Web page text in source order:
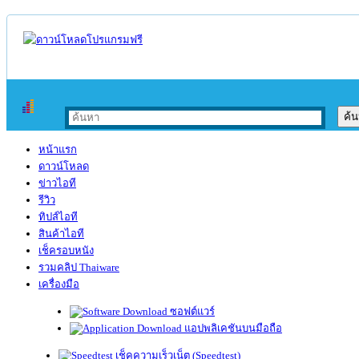
หน้าแรก
ดาวน์โหลด
ข่าวไอที
รีวิว
ทิปส์ไอที
สินค้าไอที
เช็ครอบหนัง
รวมคลิป Thaiware
เครื่องมือ
ซอฟต์แวร์
แอปพลิเคชันบนมือถือ
เช็คความเร็วเน็ต (Speedtest)